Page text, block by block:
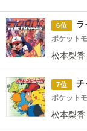
6位 ラ
ポケット
松本梨香
7位 チ
ポケット
松本梨香